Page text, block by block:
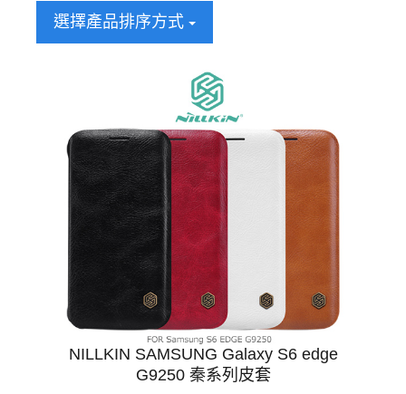
選擇產品排序方式
NILLKIN SAMSUNG Galaxy S6 edge
G9250 秦系列皮套